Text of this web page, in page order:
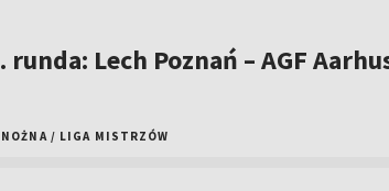
runda: Lech Poznań – AGF
/ LIGA MISTRZÓW